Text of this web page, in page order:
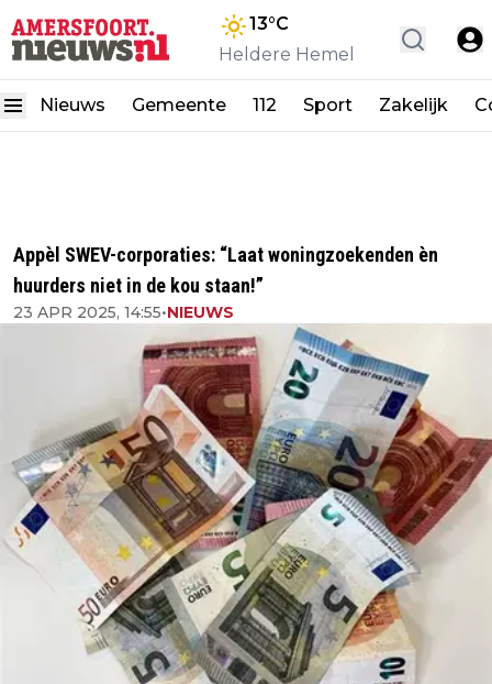
13°C
Heldere Hemel
Nieuws Gemeente 112 Sport Zakelijk
Appèl SWEV-corporaties: “Laat woningzoekenden èn
huurders niet in de kou staan!”
23 APR 2025, 14:55•NIEUWS